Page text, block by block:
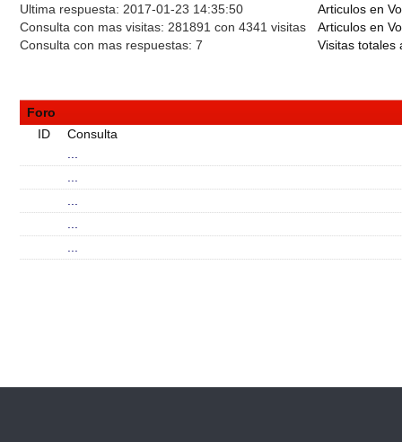
Ultima respuesta: 2017-01-23 14:35:50
Consulta con mas visitas: 281891 con 4341 visitas
Consulta con mas respuestas: 7
Articulos en
Articulos en
Visitas totales
Foro
ID
Consulta